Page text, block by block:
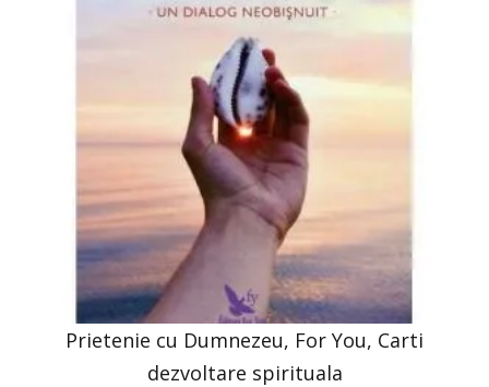
Prietenie cu Dumnezeu, For You, Carti
dezvoltare spirituala